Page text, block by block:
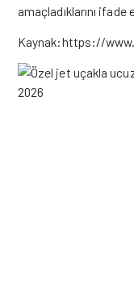
amaçladıklarını ifade
Kaynak:https://